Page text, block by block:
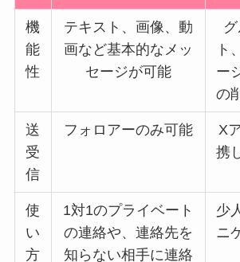
機
能
性
テキスト、画像、動
画など基本的なメッ
セージが可能
ト
ー
の
送
受
信
フォロアーのみ可能
X
携
使
い
方
1対1のプライベート
の連絡や、連絡先を
知らない相手に連絡
少
ニ